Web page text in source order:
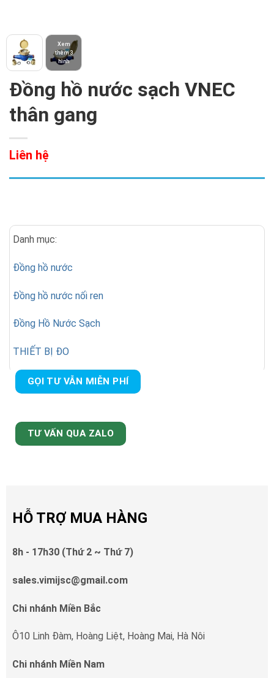
Xem
thêm 3
hình
Đồng hồ nước sạch VNEC
thân gang
Liên hệ
Danh mục:
Đồng hồ nước
Đồng hồ nước nối ren
Đồng Hồ Nước Sạch
THIẾT BỊ ĐO
GỌI TƯ VẪN MIỄN PHÍ
TƯ VẤN QUA ZALO
HỖ TRỢ MUA HÀNG
8h - 17h30 (Thứ 2 ~ Thứ 7)
sales.vimijsc@gmail.com
Chi nhánh Miền Bắc
Ô10 Linh Đàm, Hoàng Liệt, Hoàng Mai, Hà Nôi
Chi nhánh Miền Nam